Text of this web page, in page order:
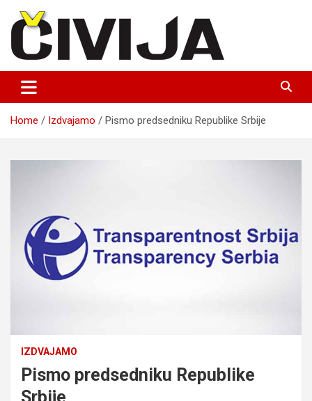
content
Čivija online
Home Izdvajamo Pismo predsedniku Republike Srbije
IZDVAJAMO
Pismo predsedniku Republike